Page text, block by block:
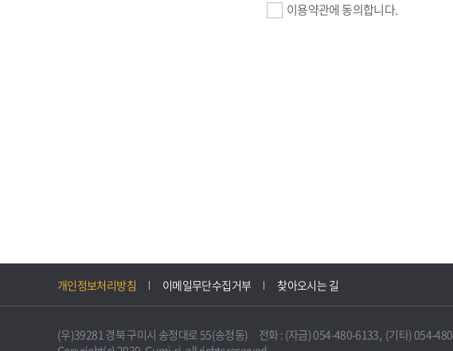
필수항목 : 사업자등록번호, (법인기
니다.
불필요하게 되었을 때에는 지체 없이
이용약관에 동의합니다.
개인정보처리방침 이메일무단수집거부 찾아오시는 길
(우)39281 경북 구미시 송정대로 55(송정동) 전화 : (자금) 054-480-6133, (기타) 054-